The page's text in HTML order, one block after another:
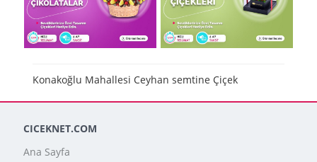
Konakoğlu Mahallesi Ceyhan semtine Çiçek
CICEKNET.COM
Ana Sayfa